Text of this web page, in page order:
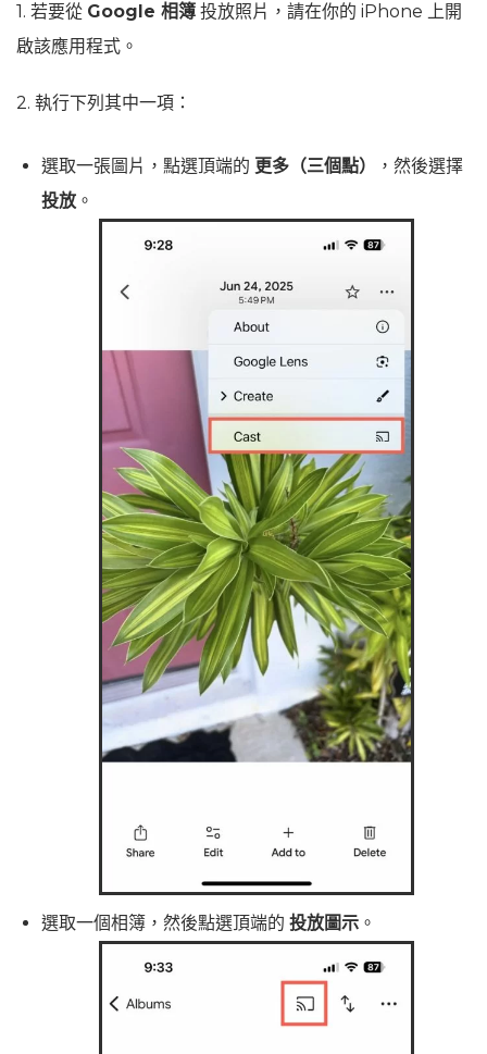
1. 若要從 Google 相簿 投放照片，請在你的 iPhone 上開
啟該應用程式。
2. 執行下列其中一項：
選取一張圖片，點選頂端的 更多（三個點）
，然後選擇
投放 。
選取一個相簿，然後點選頂端的 投放圖示 。